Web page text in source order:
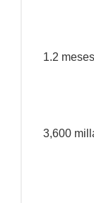
1.2
3,600